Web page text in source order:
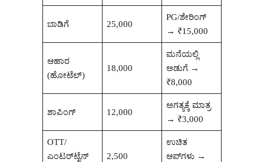
ಬಾಡಿಗೆ 25,000
PG/ಶೇರಿಂಗ್
→ ₹15,000
ಆಹಾರ
(ಹೋಟೆಲ್)
18,000
ಮನೆಯಲ್ಲಿ
ಅಡುಗೆ →
₹8,000
ಶಾಪಿಂಗ್ 12,000
ಅಗತ್ಯಕ್ಕೆ ಮಾತ್ರ
→ ₹3,000
OTT/
ಎಂಟರ್‌ಟೈನ್‌
2,500
ಉಚಿತ
ಆಪ್‌ಗಳು →